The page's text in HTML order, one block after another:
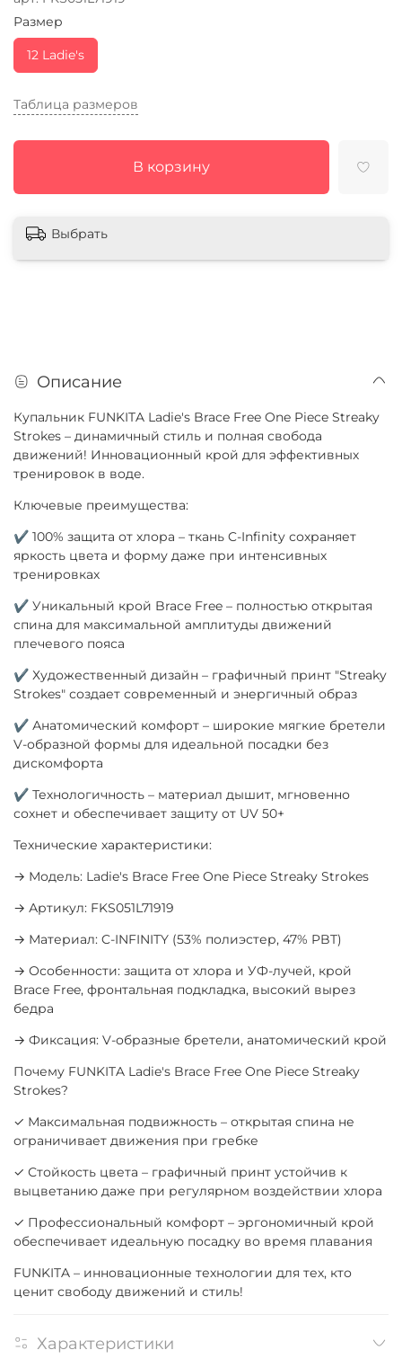
Таблица размеров
В корзину
Размер
12 Ladie's
Выбрать
Описание
Купальник FUNKITA Ladie's Brace Free One Piece Streaky
Strokes – динамичный стиль и полная свобода
движений! Инновационный крой для эффективных
тренировок в воде.
Ключевые преимущества:
✔ 100% защита от хлора – ткань C-Infinity сохраняет
яркость цвета и форму даже при интенсивных
тренировках
✔ Уникальный крой Brace Free – полностью открытая
спина для максимальной амплитуды движений
плечевого пояса
✔ Художественный дизайн – графичный принт "Streaky
Strokes" создает современный и энергичный образ
✔ Анатомический комфорт – широкие мягкие бретели
V-образной формы для идеальной посадки без
дискомфорта
✔ Технологичность – материал дышит, мгновенно
сохнет и обеспечивает защиту от UV 50+
Технические характеристики:
→ Модель: Ladie's Brace Free One Piece Streaky Strokes
→ Артикул: FKS051L71919
→ Материал: C-INFINITY (53% полиэстер, 47% PBT)
→ Особенности: защита от хлора и УФ-лучей, крой
Brace Free, фронтальная подкладка, высокий вырез
бедра
→ Фиксация: V-образные бретели, анатомический крой
Почему FUNKITA Ladie's Brace Free One Piece Streaky
Strokes?
✓ Максимальная подвижность – открытая спина не
ограничивает движения при гребке
✓ Стойкость цвета – графичный принт устойчив к
выцветанию даже при регулярном воздействии хлора
✓ Профессиональный комфорт – эргономичный крой
обеспечивает идеальную посадку во время плавания
FUNKITA – инновационные технологии для тех, кто
ценит свободу движений и стиль!
Характеристики